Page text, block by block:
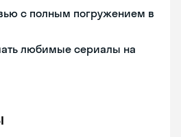
с полным погружением в
любимые сериалы на